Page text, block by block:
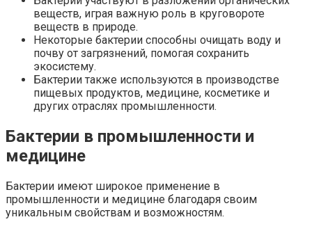
веществ, играя важную роль в круговороте
веществ в природе.
Некоторые бактерии способны очищать воду и
почву от загрязнений, помогая сохранить
экосистему.
Бактерии также используются в производстве
пищевых продуктов, медицине, косметике и
других отраслях промышленности.
Бактерии в промышленности и
медицине
Бактерии имеют широкое применение в
промышленности и медицине благодаря своим
уникальным свойствам и возможностям.